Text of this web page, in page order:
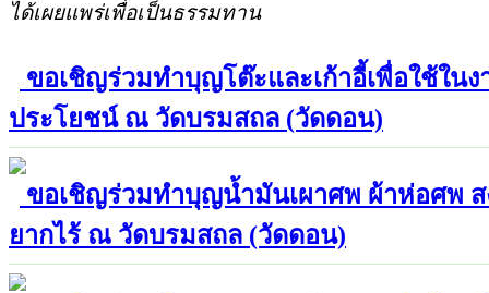
ได้เผยแพร่เพื่อเป็นธรรมทาน
ขอเชิญร่วมทำบุญโต๊ะและเก้าอี้เพื่อใช้ใน
ประโยชน์ ณ วัดบรมสถล (วัดดอน)
ขอเชิญร่วมทำบุญน้ำมันเผาศพ ผ้าห่อศพ ส
ยากไร้ ณ วัดบรมสถล (วัดดอน)